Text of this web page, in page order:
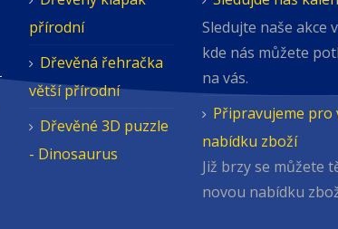
přírodní
Dřevěná řehračka
větší přírodní
Dřevěné 3D puzzle
- Dinosaurus
Sledujte naše akce
kde nás můžete
na vás.
Připravujeme pro
nabídku zboží
Již brzy se můžete
novou nabídku